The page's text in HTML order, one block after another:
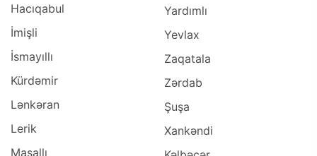
Hacıqabul
İmişli
İsmayıllı
Kürdəmir
Lənkəran
Lerik
Masallı
Yardımlı
Yevlax
Zaqatala
Zərdab
Şuşa
Xankəndi